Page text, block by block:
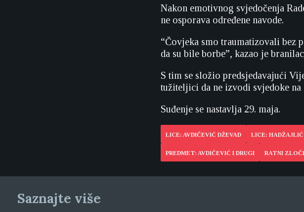
Nakon emotivnog svjedočenja
ne osporava određene navode.
“Čovjeka smo traumatizovali bez
da su bile borbe”, kazao je
S tim se složio predsjedavajući
tužiteljici da ne izvodi svjedoke
Suđenje se nastavlja 29. maja.
LICE: AVDIČEVIĆ DŽEVAD LICE: HADŽAJLIĆ
PREDMET: AVDIČEVIĆ I DRUGI RATNI
Saznajte više